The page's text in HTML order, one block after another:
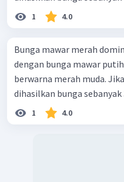
1 4.0
Bunga mawar merah
dengan bunga mawar
berwarna merah muda.
dihasilkan bunga sebanyak
1 4.0